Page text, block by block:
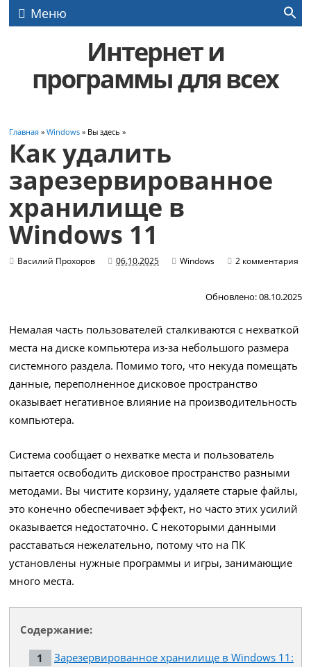
Меню
Интернет и
программы для всех
Главная »Windows » Вы здесь »
Как удалить
зарезервированное
хранилище в
Windows 11
Василий Прохоров 06.10.2025 Windows 2 комментария
Обновлено: 08.10.2025
Немалая часть пользователей сталкиваются с нехваткой
места на диске компьютера из-за небольшого размера
системного раздела. Помимо того, что некуда помещать
данные, переполненное дисковое пространство
оказывает негативное влияние на производительность
компьютера.
Система сообщает о нехватке места и пользователь
пытается освободить дисковое пространство разными
методами. Вы чистите корзину, удаляете старые файлы,
это конечно обеспечивает эффект, но часто этих усилий
оказывается недостаточно. С некоторыми данными
расставаться нежелательно, потому что на ПК
установлены нужные программы и игры, занимающие
много места.
Содержание:
Зарезервированное хранилище в Windows 11: